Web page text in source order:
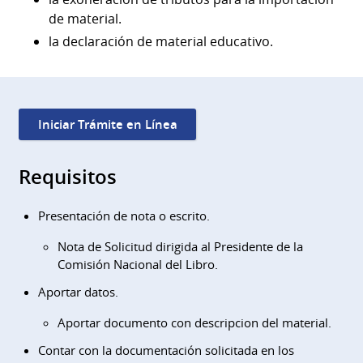
de material.
la declaración de material educativo.
Iniciar Trámite en Línea
Requisitos
Presentación de nota o escrito.
Nota de Solicitud dirigida al Presidente de la
Comisión Nacional del Libro.
Aportar datos.
Aportar documento con descripcion del material.
Contar con la documentación solicitada en los